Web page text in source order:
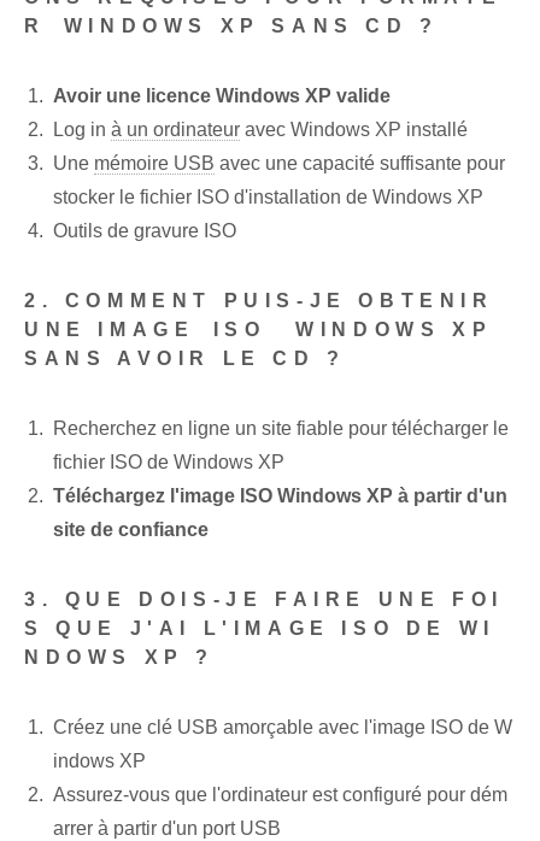
R⁢ WINDOWS‍ XP SANS CD ?
Avoir une licence Windows XP valide
Log in à un ordinateur avec Windows XP installé
Une mémoire USB avec une capacité suffisante pour
stocker le fichier ISO d'installation de Windows XP
Outils de gravure ISO
2. COMMENT PUIS-JE OBTENIR
UNE IMAGE ⁤ISO ⁤ WINDOWS XP
SANS AVOIR LE CD ?
Recherchez en ligne un site fiable pour télécharger le
fichier ISO de Windows XP
Téléchargez l'image ISO Windows ‌XP à partir d'un
site de confiance
3. QUE DOIS-JE FAIRE UNE FOI
S QUE J'AI L'IMAGE ISO DE WI
NDOWS XP ?
Créez une clé USB amorçable avec l'image ISO de W
indows XP
Assurez-vous que l'ordinateur est configuré pour dém
arrer à partir d'un port USB